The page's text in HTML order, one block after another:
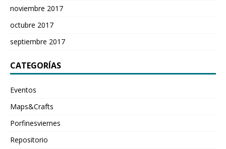
noviembre 2017
octubre 2017
septiembre 2017
CATEGORÍAS
Eventos
Maps&Crafts
Porfinesviernes
Repositorio